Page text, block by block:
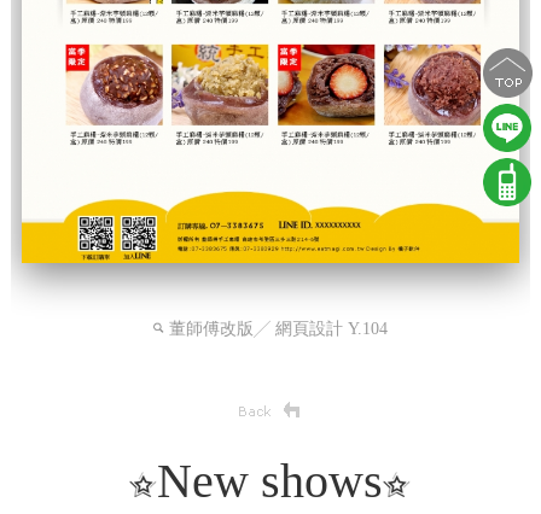
董師傅改版╱ 網頁設計 Y.104
New shows